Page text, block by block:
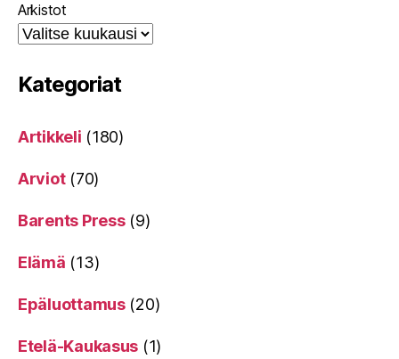
Arkistot
Kategoriat
Artikkeli (180)
Arviot(70)
Barents Press(9)
Elämä (13)
Epäluottamus(20)
Etelä-Kaukasus (1)